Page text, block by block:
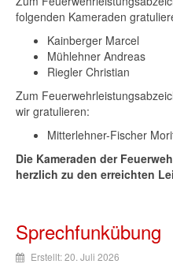
folgenden Kameraden
Kainberger Marcel
Mühlehner Andreas
Riegler Christian
Zum
wir gratulieren:
Mitterlehner-Fischer
Die Kameraden der
herzlich zu den erreichten
Sprechfunkübung
Erstellt: 20. Juli 2026